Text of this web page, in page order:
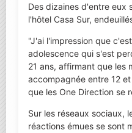
Des dizaines d'entre eux
l'hôtel Casa Sur,
"J'ai l'impression que
adolescence qui s'est
21 ans, affirmant que les
accompagnée entre 12
que les One Direction se
Sur les réseaux sociaux,
réactions émues se sont